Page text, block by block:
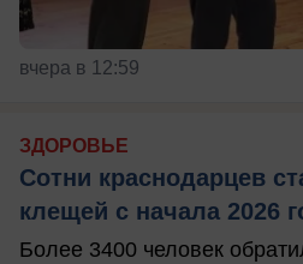
вчера в 12:59
ЗДОРОВЬЕ
Сотни краснодарцев
клещей с начала 2026
Более 3400 человек